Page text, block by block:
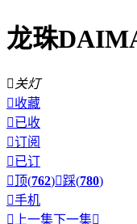
龙珠
 关灯
收藏
已收
订阅
已订
顶(762)踩(780)
手机
 上一集下一集